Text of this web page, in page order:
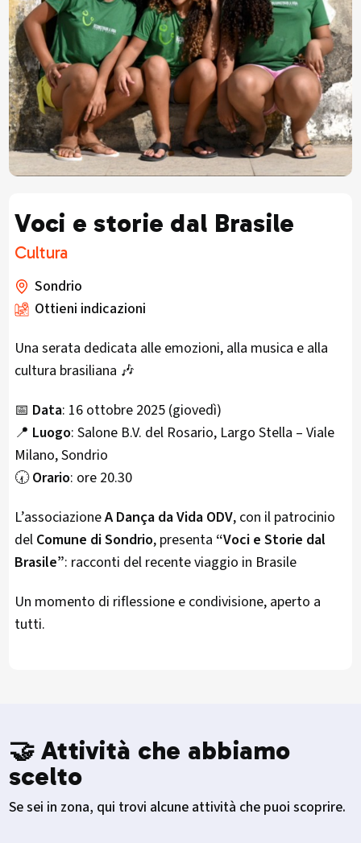
Voci e storie dal Brasile
Cultura
Sondrio
Ottieni indicazioni
Una serata dedicata alle emozioni, alla musica e alla
cultura brasiliana 🎶
📅 Data: 16 ottobre 2025 (giovedì)
📍 Luogo: Salone B.V. del Rosario, Largo Stella – Viale
Milano, Sondrio
🕢Orario: ore 20.30
L’associazioneA Dança da Vida ODV, con il patrocinio
del Comune di Sondrio, presenta “Voci e Storie dal
Brasile”: racconti del recente viaggio in Brasile
Un momento di riflessione e condivisione, aperto a
tutti.
🤝 Attività che abbiamo
scelto
Se sei in zona, qui trovi alcune attività che puoi scoprire.